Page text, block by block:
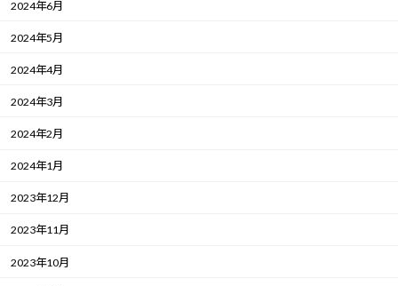
2024年6月
2024年5月
2024年4月
2024年3月
2024年2月
2024年1月
2023年12月
2023年11月
2023年10月